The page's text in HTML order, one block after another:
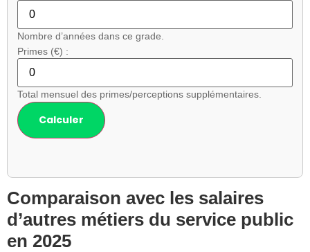
Nombre d’années dans ce grade.
Primes (€) :
Total mensuel des primes/perceptions supplémentaires.
Calculer
Comparaison avec les salaires
d’autres métiers du service public
en 2025